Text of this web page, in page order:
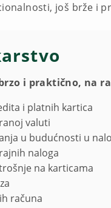
još brže i
i praktično, na
i platnih kartica
valuti
u budućnosti u
naloga
na karticama
računa